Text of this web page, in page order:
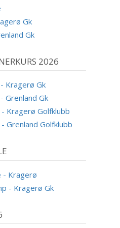
Gk
Gk
2026
Kragerø Gk
Grenland Gk
Kragerø Golfklubb
Grenland Golfklubb
- Kragerø
- Kragerø Gk